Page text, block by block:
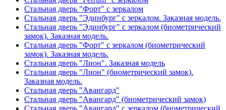
Стальная дверь "Форт" с зеркалом
Стальная дверь "Эдинбург" с зеркалом. Заказная модель.
Стальная дверь "Эдинбург" с зеркалом (биометрический
замок). Заказная модель.
Стальная дверь "Форт" с зеркалом (биометрический
замок). Заказная модель.
Стальная дверь "Лион". Заказная модель
Стальная дверь "Лион" (биометрический замок).
Заказная модель.
Стальная дверь "Авангард"
Стальная дверь "Авангард" (биометрический замок)
Стальная дверь "Авангард" с зеркалом (биометрический